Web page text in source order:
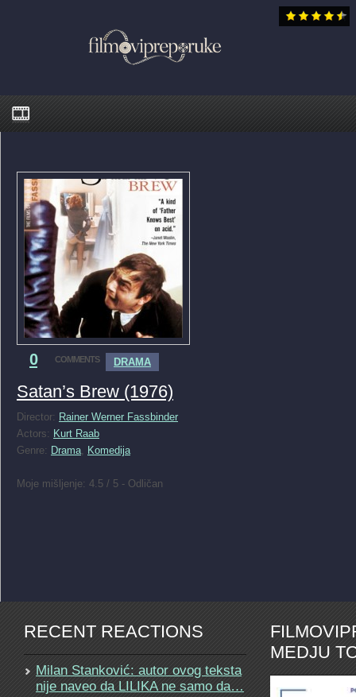
0 COMMENTS DRAMA
Satan’s Brew (1976)
Director: Rainer Werner Fassbinder
Actors: Kurt Raab
Genre: Drama Komedija
Moje mišljenje: 4.5 / 5 - Odličan
RECENT REACTIONS
Milan Stanković: autor ovog teksta
nije naveo da LILIKA ne samo da…
MEDJU